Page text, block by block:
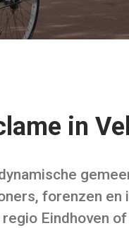
in
forenzen
Eindhoven